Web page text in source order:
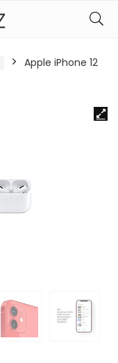
Apple iPhone 12